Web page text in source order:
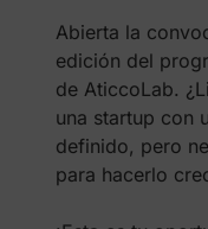
Abierta la
edición del
de AticcoLab.
una startup con
definido, pero
para hacerlo